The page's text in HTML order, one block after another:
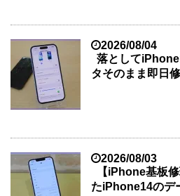
2026/08/04
落として
タそのまま即日修
2026/08/03
【iPhone基板
たiPhone14のデ